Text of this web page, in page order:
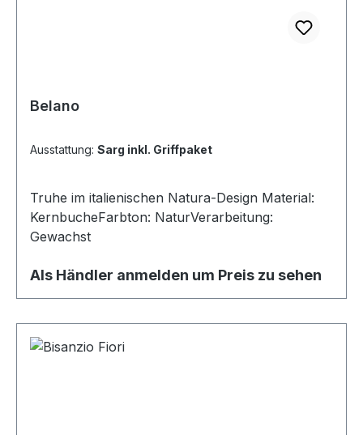
Belano
Ausstattung: Sarg inkl. Griffpaket
Truhe im italienischen Natura-Design Material:
KernbucheFarbton: NaturVerarbeitung:
Gewachst
Als Händler anmelden um Preis zu sehen